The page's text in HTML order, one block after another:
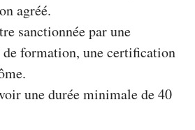
agréé.
sanctionnée par une
formation, une certification
une durée minimale de 40